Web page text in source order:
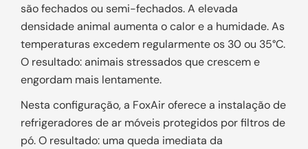
são fechados ou semi-fechados. A elevada
densidade animal aumenta o calor e a humidade. As
temperaturas excedem regularmente os 30 ou 35°C.
O resultado: animais stressados que crescem e
engordam mais lentamente.
Nesta configuração, a FoxAir oferece a instalação de
refrigeradores de ar móveis protegidos por filtros de
pó. O resultado: uma queda imediata da